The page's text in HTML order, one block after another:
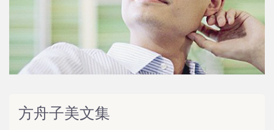
方舟子美文集